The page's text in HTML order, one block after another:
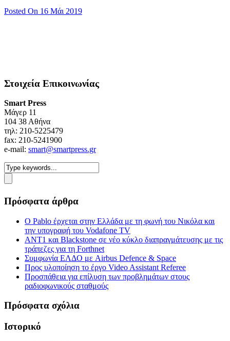
Posted On 16 Μάι 2019
Στοιχεία Επικοινωνίας
Smart Press
Mάγερ 11
104 38 Αθήνα
τηλ: 210-5225479
fax: 210-5241900
e-mail: smart@smartpress.gr
Πρόσφατα άρθρα
Ο Pablo έρχεται στην Ελλάδα με τη φωνή του Νικόλα και
την υπογραφή του Vodafone TV
ΑΝΤ1 και Blackstone σε νέο κύκλο διαπραγμάτευσης με τις
τράπεζες για τη Forthnet
Συμφωνία ΕΛΔΟ με Airbus Defence & Space
Προς υλοποίηση το έργο Video Assistant Referee
Προσπάθεια για επίλυση των προβλημάτων στους
ραδιοφωνικούς σταθμούς
Πρόσφατα σχόλια
Ιστορικό